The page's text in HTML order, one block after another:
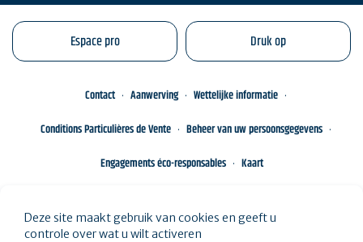
Espace pro Druk op
Contact Aanwerving
Wettelijke informatie
Conditions Particulières de Vente
Beheer van uw persoonsgegevens
Engagements éco-responsables
Kaart
Deze site maakt gebruik van cookies en geeft u
controle over wat u wilt activeren